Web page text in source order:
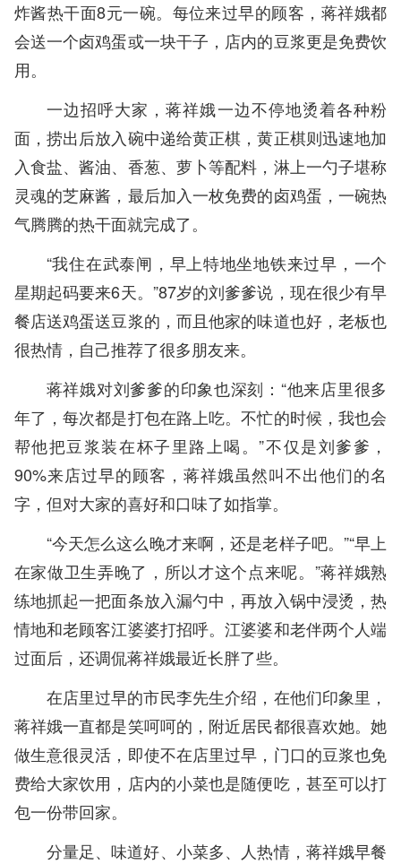
炸酱热干面8元一碗。每位来过早的顾客，蒋祥娥都
会送一个卤鸡蛋或一块干子，店内的豆浆更是免费饮
用。
一边招呼大家，蒋祥娥一边不停地烫着各种粉
面，捞出后放入碗中递给黄正棋，黄正棋则迅速地加
入食盐、酱油、香葱、萝卜等配料，淋上一勺子堪称
灵魂的芝麻酱，最后加入一枚免费的卤鸡蛋，一碗热
气腾腾的热干面就完成了。
“我住在武泰闸，早上特地坐地铁来过早，一个
星期起码要来6天。”87岁的刘爹爹说，现在很少有早
餐店送鸡蛋送豆浆的，而且他家的味道也好，老板也
很热情，自己推荐了很多朋友来。
蒋祥娥对刘爹爹的印象也深刻：“他来店里很多
年了，每次都是打包在路上吃。不忙的时候，我也会
帮他把豆浆装在杯子里路上喝。”不仅是刘爹爹，
90%来店过早的顾客，蒋祥娥虽然叫不出他们的名
字，但对大家的喜好和口味了如指掌。
“今天怎么这么晚才来啊，还是老样子吧。”“早上
在家做卫生弄晚了，所以才这个点来呢。”蒋祥娥熟
练地抓起一把面条放入漏勺中，再放入锅中浸烫，热
情地和老顾客江婆婆打招呼。江婆婆和老伴两个人端
过面后，还调侃蒋祥娥最近长胖了些。
在店里过早的市民李先生介绍，在他们印象里，
蒋祥娥一直都是笑呵呵的，附近居民都很喜欢她。她
做生意很灵活，即使不在店里过早，门口的豆浆也免
费给大家饮用，店内的小菜也是随便吃，甚至可以打
包一份带回家。
分量足、味道好、小菜多、人热情，蒋祥娥早餐